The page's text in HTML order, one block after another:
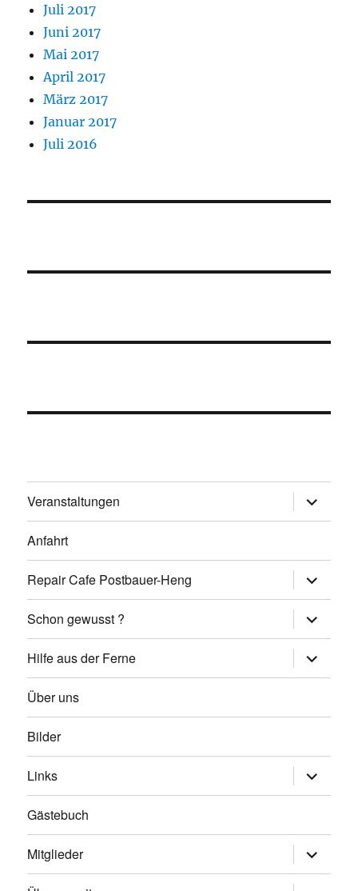
Juli 2017
Juni 2017
Mai 2017
April 2017
März 2017
Januar 2017
Juli 2016
Veranstaltungen
öffnen
Anfahrt
Repair Cafe Postbauer-Heng
öffnen
Schon gewusst ?
öffnen
Hilfe aus der Ferne
öffnen
Über uns
Bilder
Links
öffnen
Gästebuch
Mitglieder
öffnen